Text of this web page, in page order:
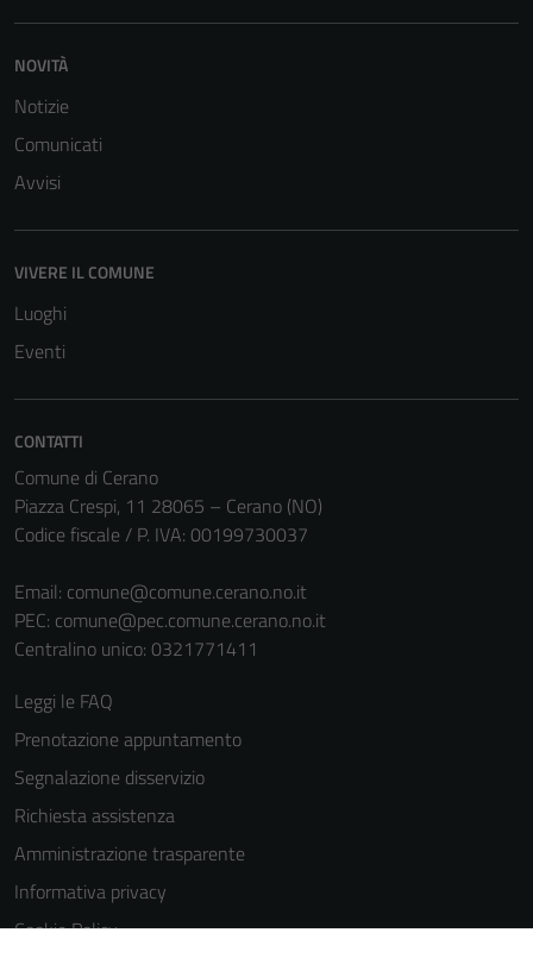
NOVITÀ
Notizie
Comunicati
Avvisi
VIVERE IL COMUNE
Luoghi
Eventi
CONTATTI
Comune di Cerano
Piazza Crespi, 11 28065 – Cerano (NO)
Codice fiscale / P. IVA: 00199730037
Email: comune@comune.cerano.no.it
PEC: comune@pec.comune.cerano.no.it
Centralino unico: 0321771411
Leggi le FAQ
Prenotazione appuntamento
Segnalazione disservizio
Richiesta assistenza
Amministrazione trasparente
Informativa privacy
Cookie Policy
funzionamento
non raccolgono